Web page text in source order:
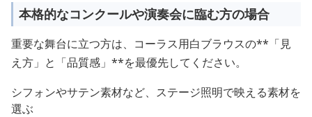
本格的なコンクールや演奏会に臨む方の場合
重要な舞台に立つ方は、コーラス用白ブラウスの**「見
え方」と「品質感」**を最優先してください。
シフォンやサテン素材など、ステージ照明で映える素材を
選ぶ